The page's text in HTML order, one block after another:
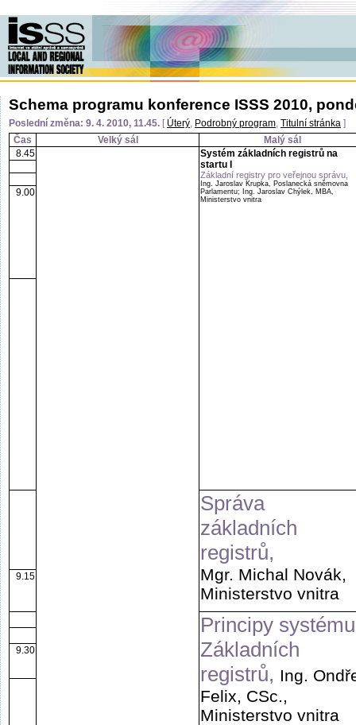
Schema programu konference ISSS 2010,
Poslední změna: 9. 4. 2010, 11.45. [ Úterý, Podrobný program, Titulní stránka ]
Čas
Velký sál
Malý sál
8.45
Systém základních registrů na
startu I
Základní registry pro veřejnou správu,
Ing. Jaroslav Krupka, Poslanecká sněmovna
Parlamentu; Ing. Jaroslav Chýlek, MBA,
Ministerstvo vnitra
9.00
Správa
základních
registrů,
Mgr. Michal Novák,
Ministerstvo vnitra
9.15
Principy systému
Základních
registrů, Ing.
Felix, CSc.,
Ministerstvo vnitra
9.30